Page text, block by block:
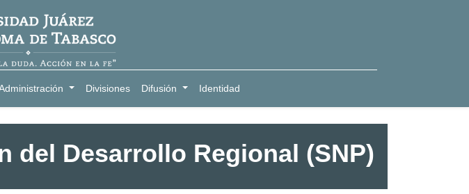
Divisiones Difusión Identidad
del Desarrollo Regional (SNP)